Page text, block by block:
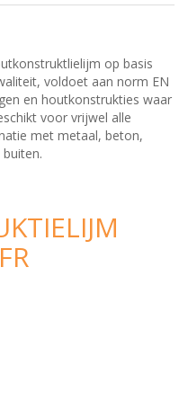
op basis
voldoet aan norm EN
en houtkonstrukties waar
voor vrijwel alle
met metaal, beton,